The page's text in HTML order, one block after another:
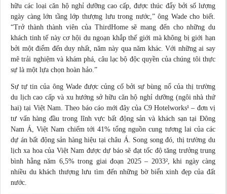
hữu các loại căn hộ nghỉ dưỡng cao cấp, được thúc đẩy bởi số lượng
ngày càng lớn tầng lớp thượng lưu trong nước,” ông Wade cho biết.
“Trở thành thành viên của ThirdHome sẽ mang đến cho những du
khách tinh tế này cơ hội du ngoạn khắp thế giới mà không bị giới hạn
bởi một điểm đến duy nhất, năm này qua năm khác. Với những ai say
mê trải nghiệm và khám phá, câu lạc bộ độc quyền của chúng tôi thực
sự là một lựa chọn hoàn hảo.”
Sự tự tin của ông Wade được củng cố bởi sự bùng nổ của thị trường
du lịch cao cấp và xu hướng sở hữu căn hộ nghỉ dưỡng (ngôi nhà thứ
hai) tại Việt Nam. Theo báo cáo mới đây của C9 Hotelworks¹ – đơn vị
tư vấnhàng đầu trong lĩnh vực bất động sản và khách sạn tại Đông
Nam Á, Việt Nam chiếm tới 41% tổng nguồn cung tương lai của các
dự án bất động sản hàng hiệu tại châu Á. Song song đó, thị trường du
lịch xa hoa của Việt Nam đượcdự báosẽ đạt tốc độ tăng trưởng trung
bình hằng năm 6,5% trong giai đoạn 2025 – 2033², khi ngày càng
nhiều du khách thượng lưu tìm đến những bờ biển xinh đẹp của đất
nước.